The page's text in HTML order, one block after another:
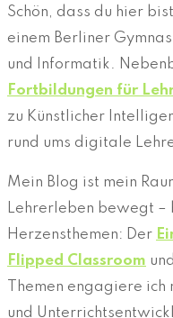
Schön, dass du hier
einem Berliner
und Informatik.
Fortbildungen für
zu Künstlicher
rund ums digitale
Mein Blog ist mein
Lehrerleben bewegt –
Herzensthemen: Der
Flipped Classroom und
Themen engagiere
und